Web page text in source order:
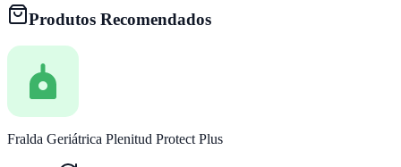
Produtos Recomendados
Fralda Geriátrica Plenitud Protect Plus